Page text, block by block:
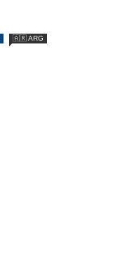
🇦🇷 ARG